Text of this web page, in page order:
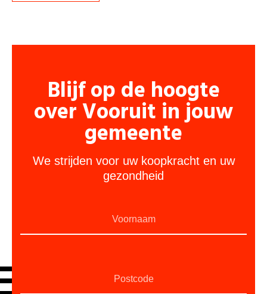
Blijf op de hoogte
over Vooruit in jouw
gemeente
We strijden voor uw koopkracht en uw
gezondheid